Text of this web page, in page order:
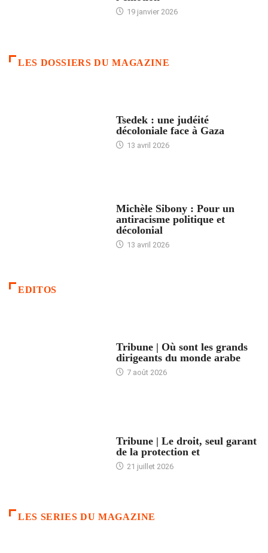
19 janvier 2026
LES DOSSIERS DU MAGAZINE
Tsedek : une judéité
décoloniale face à Gaza
13 avril 2026
Michèle Sibony : Pour un
antiracisme politique et
décolonial
13 avril 2026
EDITOS
Tribune | Où sont les grands
dirigeants du monde arabe
7 août 2026
Tribune | Le droit, seul garant
de la protection et
21 juillet 2026
LES SERIES DU MAGAZINE